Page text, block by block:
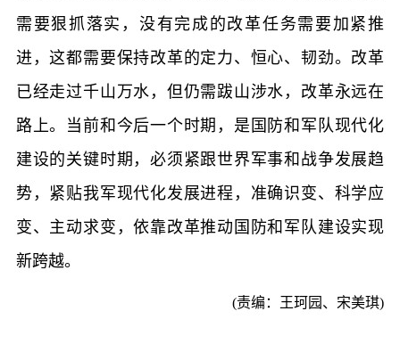
需要狠抓落实，没有完成的改革任务需要加紧推
进，这都需要保持改革的定力、恒心、韧劲。改革
已经走过千山万水，但仍需跋山涉水，改革永远在
路上。当前和今后一个时期，是国防和军队现代化
建设的关键时期，必须紧跟世界军事和战争发展趋
势，紧贴我军现代化发展进程，准确识变、科学应
变、主动求变，依靠改革推动国防和军队建设实现
新跨越。
(责编：王珂园、宋美琪)